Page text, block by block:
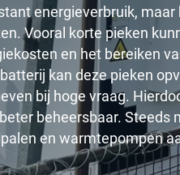
energieverbruik,
Vooral korte pieken
en het bereiken
kan deze pieken
bij hoge vraag.
beheersbaar. Steeds
en warmtepompen